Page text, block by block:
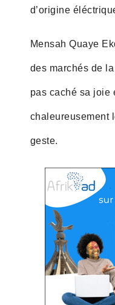
d’origine
Mensah Quaye
des marchés de
pas caché sa joie
chaleureusement
geste.